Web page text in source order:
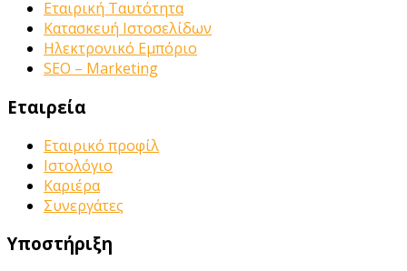
Εταιρική Ταυτότητα
Κατασκευή Ιστοσελίδων
Ηλεκτρονικό Εμπόριο
SEO – Marketing
Εταιρεία
Εταιρικό προφίλ
Ιστολόγιο
Καριέρα
Συνεργάτες
Υποστήριξη